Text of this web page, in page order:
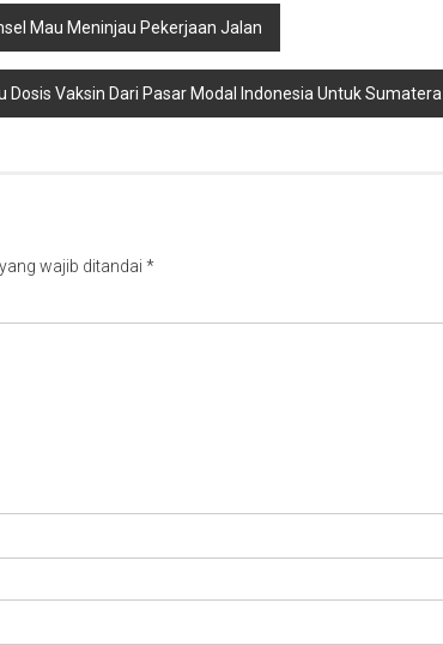
Mau Meninjau Pekerjaan Jalan
Dosis Vaksin Dari Pasar Modal Indonesia Untuk Sumatera
wajib ditandai *